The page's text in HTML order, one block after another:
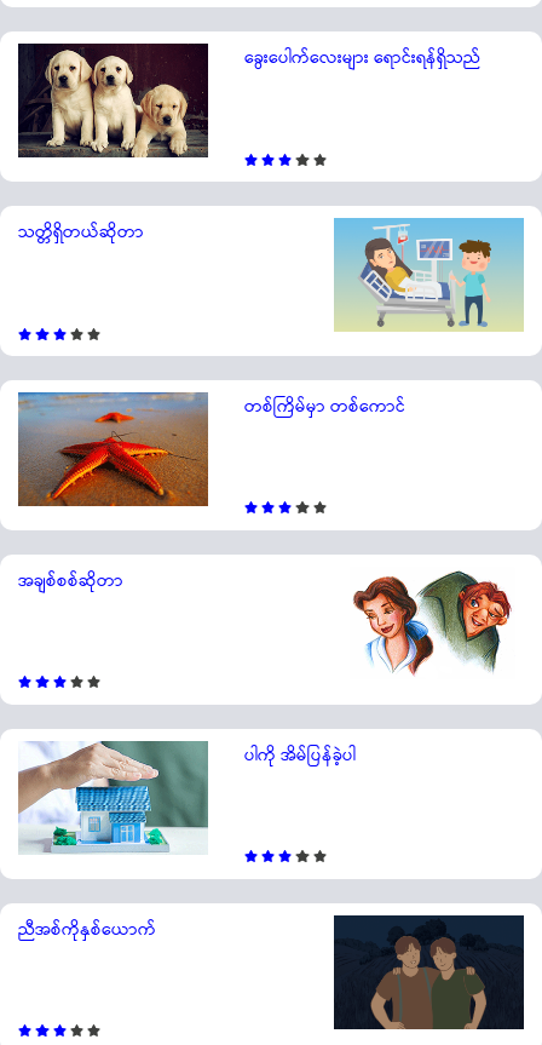
ခွေးပေါက်လေးများ ရောင်းရန်ရှိသည်
သတ္တိရှိတယ်ဆိုတာ
တစ်ကြိမ်မှာ တစ်ကောင်
အချစ်စစ်ဆိုတာ
ပါကို အိမ်ပြန်ခဲ့ပါ
ညီအစ်ကိုနှစ်ယောက်